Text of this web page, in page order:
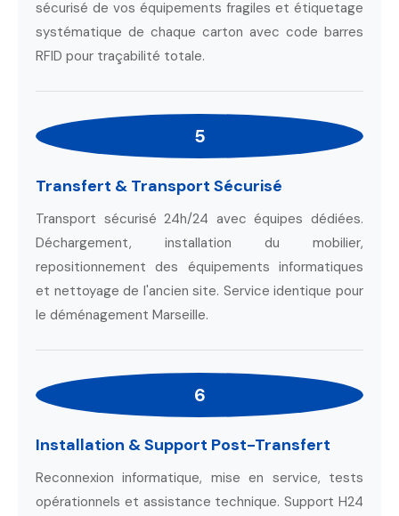
sécurisé de vos équipements fragiles et étiquetage
systématique de chaque carton avec code barres
RFID pour traçabilité totale.
5
Transfert & Transport Sécurisé
Transport sécurisé 24h/24 avec équipes dédiées.
Déchargement, installation du mobilier,
repositionnement des équipements informatiques
et nettoyage de l'ancien site. Service identique pour
le déménagement Marseille.
6
Installation & Support Post-Transfert
Reconnexion informatique, mise en service, tests
opérationnels et assistance technique. Support H24